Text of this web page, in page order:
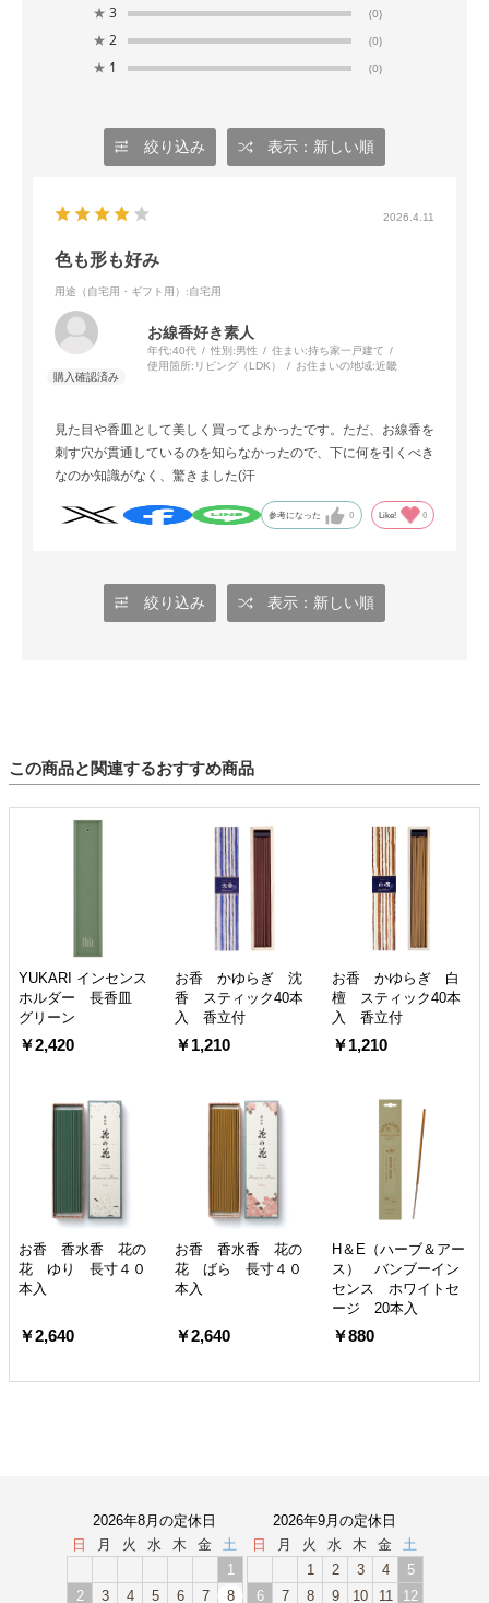
★ 3 (0)
★ 2 (0)
★ 1 (0)
絞り込み 表示：新しい順
2026.4.11
色も形も好み
用途（自宅用・ギフト用） :自宅用
お線香好き素人
年代:40代 性別:男性 住まい:持ち家一戸建て
使用箇所: リビング（LDK） お住まいの地域:近畿
見た目や香皿として美しく買ってよかったです。ただ、お線香を
刺す穴が貫通しているのを知らなかったので、下に何を引くべき
なのか知識がなく、驚きました(汗
参考になった 0 Like! 0
絞り込み 表示：新しい順
この商品と関連するおすすめ商品
YUKARI インセンス
ホルダー 長香皿
グリーン
￥2,420
お香 かゆらぎ 沈
香 スティック40本
入 香立付
￥1,210
お香 かゆらぎ 白
檀 スティック40本
入 香立付
￥1,210
お香 香水香 花の
花 ゆり 長寸４０
本入
￥2,640
お香 香水香 花の
花 ばら 長寸４０
本入
￥2,640
H＆E（ハーブ＆アー
ス） バンブーイン
センス ホワイトセ
ージ 20本入
￥880
2026年8月の定休日
日
月 火 水 木 金
土
1
2
3 4 5 6 7
8
2026年9月の定休日
日
月 火 水 木 金
土
1
2 3 4
5
6
7 8 9 10 11
12